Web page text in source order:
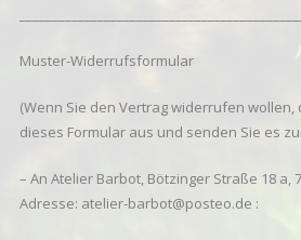
Muster-Widerrufsformular
(Wenn Sie den Vertrag widerrufen wollen,
dieses Formular aus und senden Sie es
– An Atelier Barbot, Bötzinger Straße 18 a,
Adresse: atelier-barbot@posteo.de :